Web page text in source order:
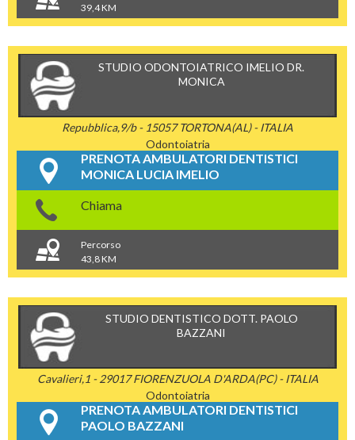
39,4 KM
STUDIO ODONTOIATRICO IMELIO DR.
MONICA
Repubblica,9/b - 15057 TORTONA(AL) - ITALIA
Odontoiatria
PRENOTA AMBULATORI DENTISTICI
MONICA LUCIA IMELIO
Chiama
Percorso
43,8 KM
STUDIO DENTISTICO DOTT. PAOLO
BAZZANI
Cavalieri,1 - 29017 FIORENZUOLA D'ARDA(PC) - ITALIA
Odontoiatria
PRENOTA AMBULATORI DENTISTICI
PAOLO BAZZANI